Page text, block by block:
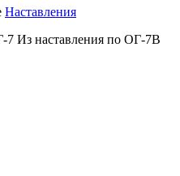
Наставления
7 Из наставления по ОГ-7В